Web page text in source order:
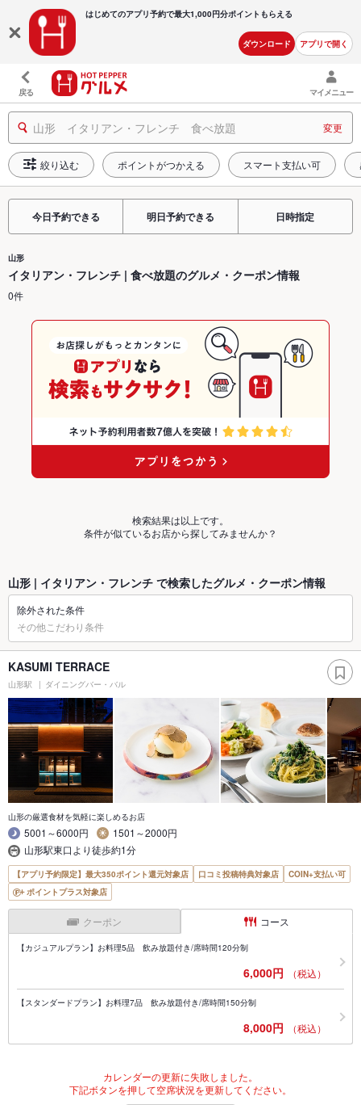
はじめてのアプリ予約で最大1,000円分ポイントもらえる
ダウンロード アプリで開く
戻る マイメニュー
山形 イタリアン・フレンチ 食べ放題 変更
絞り込む ポイントがつかえる スマート支払い可
今日予約できる 明日予約できる 日時指定
山形
イタリアン・フレンチ | 食べ放題のグルメ・クーポン情報
0件
検索結果は以上です。
条件が似ているお店から探してみませんか？
山形 | イタリアン・フレンチ で検索したグルメ・クーポン情報
除外された条件
その他こだわり条件
KASUMI TERRACE
山形駅 ダイニングバー・バル
山形の厳選食材を気軽に楽しめるお店
5001～6000円
1501～2000円
山形駅東口より徒歩約1分
【アプリ予約限定】最大350ポイント還元対象店 口コミ投稿特典対象店
COIN+支払い可
ポイントプラス対象店
クーポン コース
【カジュアルプラン】お料理5品 飲み放題付き/席時間120分制
6,000円 （税込）
【スタンダードプラン】お料理7品 飲み放題付き/席時間150分制
8,000円 （税込）
カレンダーの更新に失敗しました。
下記ボタンを押して空席状況を更新してください。